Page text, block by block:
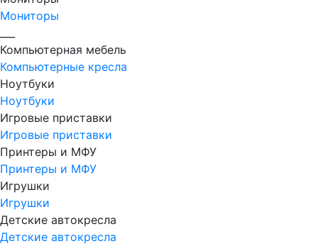
Мониторы
Компьютерная мебель
Компьютерные кресла
Ноутбуки
Ноутбуки
Игровые приставки
Игровые приставки
Принтеры и МФУ
Принтеры и МФУ
Игрушки
Игрушки
Детские автокресла
Детские автокресла